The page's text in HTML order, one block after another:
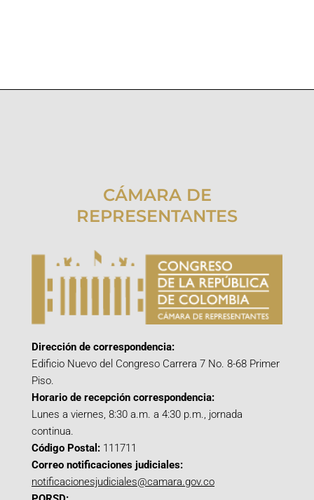
CÁMARA DE
REPRESENTANTES
Dirección de correspondencia:
Edificio Nuevo del Congreso Carrera 7 No. 8-68 Primer
Piso.
Horario de recepción correspondencia:
Lunes a viernes, 8:30 a.m. a 4:30 p.m., jornada
continua.
Código Postal: 111711
Correo notificaciones judiciales:
notificacionesjudiciales@camara.gov.co